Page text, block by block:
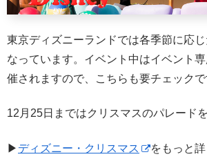
東京ディズニーランドでは各季節に応
なっています。イベント中はイベント
催されますので、こちらも要チェックで
12月25日まではクリスマスのパレード
▶ ディズニー・クリスマス をもっと詳